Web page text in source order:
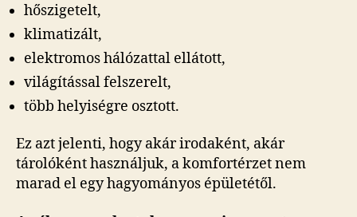
hőszigetelt,
klimatizált,
elektromos hálózattal ellátott,
világítással felszerelt,
több helyiségre osztott.
Ez azt jelenti, hogy akár irodaként, akár
tárolóként használjuk, a komfortérzet nem
marad el egy hagyományos épületétől.